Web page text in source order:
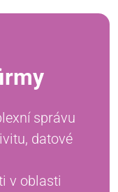
správu
datové
v oblasti